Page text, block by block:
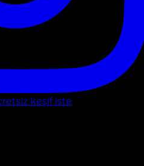
keşif iste